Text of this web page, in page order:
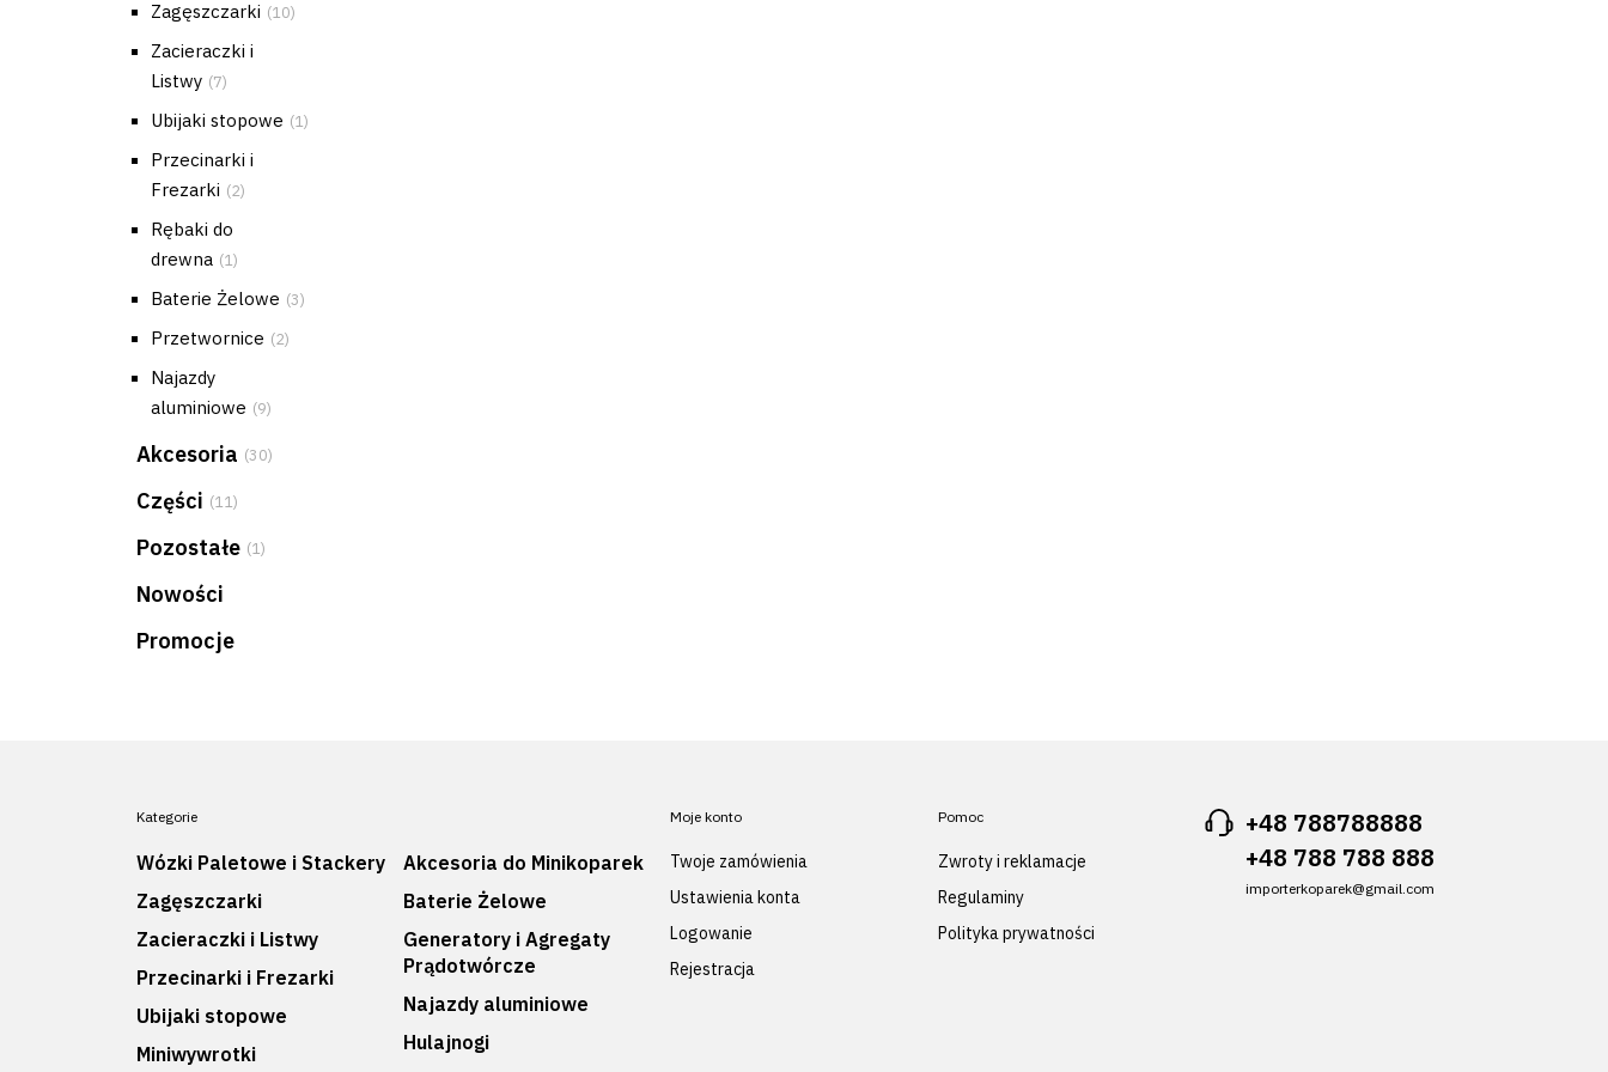
Zagęszczarki (10)
Zacieraczki i
Listwy (7)
Ubijaki stopowe (1)
Przecinarki i
Frezarki (2)
Rębaki do
drewna (1)
Baterie Żelowe (3)
Przetwornice (2)
Najazdy
aluminiowe (9)
Akcesoria (30)
Części (11)
Pozostałe (1)
Nowości
Promocje
Kategorie
Wózki Paletowe i Stackery
Zagęszczarki
Zacieraczki i Listwy
Przecinarki i Frezarki
Ubijaki stopowe
Miniwywrotki
Akcesoria do Minikoparek
Baterie Żelowe
Generatory i Agregaty
Prądotwórcze
Najazdy aluminiowe
Hulajnogi
Moje konto
Twoje zamówienia
Ustawienia konta
Logowanie
Rejestracja
Pomoc
Zwroty i reklamacje
Regulaminy
Polityka prywatności
+48 788788888
+48 788 788 888
importerkoparek@gmail.com